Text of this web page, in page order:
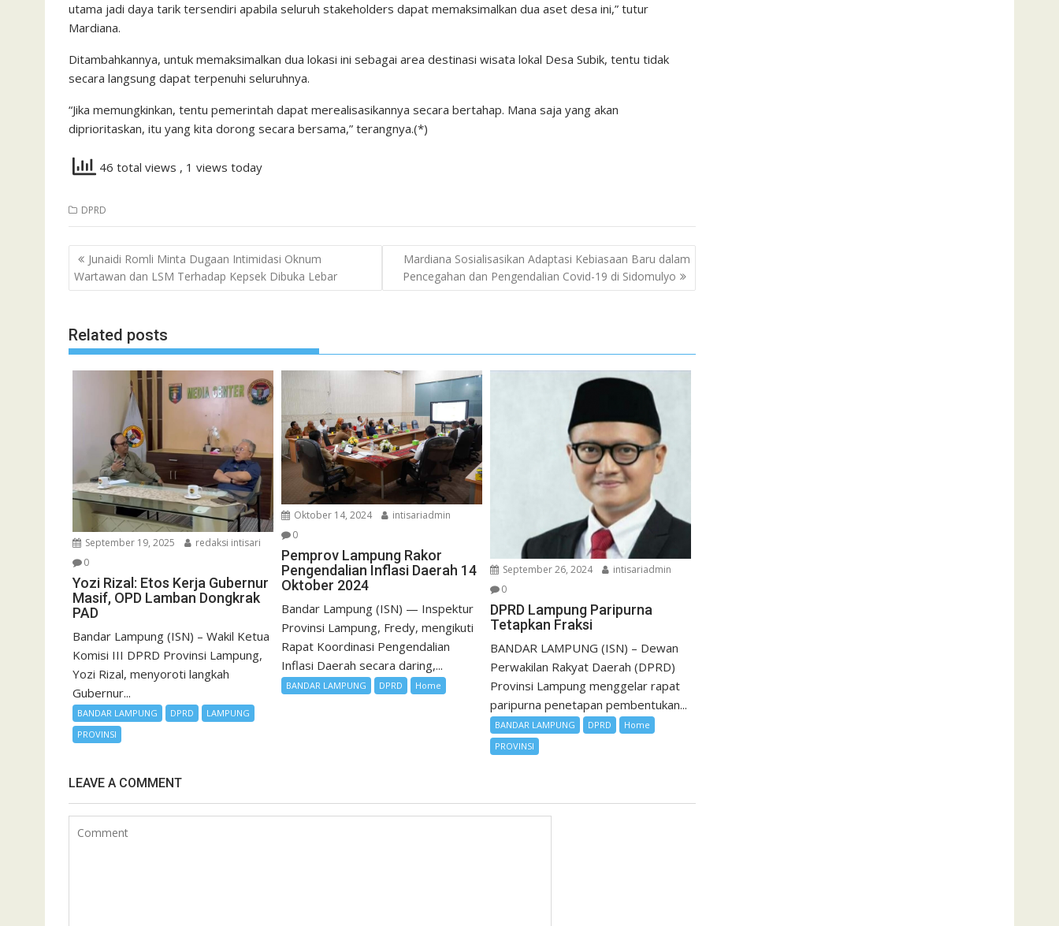
utama jadi daya tarik tersendiri apabila seluruh stakeholders dapat memaksimalkan dua aset desa ini,” tutur
Mardiana.
Ditambahkannya, untuk memaksimalkan dua lokasi ini sebagai area destinasi wisata lokal Desa Subik, tentu tidak
secara langsung dapat terpenuhi seluruhnya.
“Jika memungkinkan, tentu pemerintah dapat merealisasikannya secara bertahap. Mana saja yang akan
diprioritaskan, itu yang kita dorong secara bersama,” terangnya.(*)
46 total views , 1 views today
DPRD
Navigasi
pos
Junaidi Romli Minta Dugaan Intimidasi Oknum
Wartawan dan LSM Terhadap Kepsek Dibuka Lebar
Mardiana Sosialisasikan Adaptasi Kebiasaan Baru dalam
Pencegahan dan Pengendalian Covid-19 di Sidomulyo
Related posts
September 19, 2025
redaksi intisari
0
Yozi Rizal: Etos Kerja Gubernur
Masif, OPD Lamban Dongkrak
PAD
Bandar Lampung (ISN) – Wakil Ketua
Komisi III DPRD Provinsi Lampung,
Yozi Rizal, menyoroti langkah
Gubernur...
BANDAR LAMPUNG DPRD
LAMPUNG
PROVINSI
Oktober 14, 2024
intisariadmin
0
Pemprov Lampung Rakor
Pengendalian Inflasi Daerah 14
Oktober 2024
Bandar Lampung (ISN) — Inspektur
Provinsi Lampung, Fredy, mengikuti
Rapat Koordinasi Pengendalian
Inflasi Daerah secara daring,...
BANDAR LAMPUNG DPRD Home
September 26, 2024
intisariadmin
0
DPRD Lampung Paripurna
Tetapkan Fraksi
BANDAR LAMPUNG (ISN) – Dewan
Perwakilan Rakyat Daerah (DPRD)
Provinsi Lampung menggelar rapat
paripurna penetapan pembentukan...
BANDAR LAMPUNG DPRD
Home
PROVINSI
LEAVE A COMMENT